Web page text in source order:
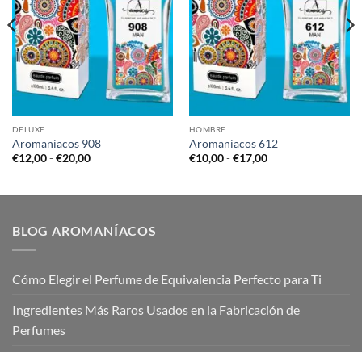
DELUXE
Aromaniacos 908
€12,00 - €20,00Rango
€12,00
HOMBRE
Aromaniacos 612
€10,00 - €17,00Rango
€10,00
BLOG AROMANÍACOS
Cómo Elegir el Perfume de Equivalencia Perfecto para Ti
Ingredientes Más Raros Usados en la Fabricación de
Perfumes